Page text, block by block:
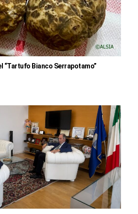
“Tartufo Bianco Serrapotamo”